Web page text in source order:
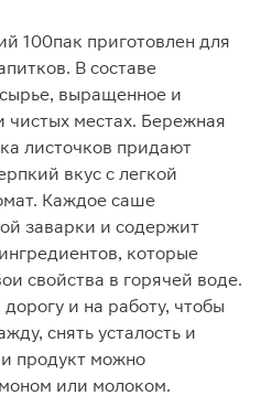
100пак приготовлен для
В составе
выращенное и
чистых местах. Бережная
листочков придают
вкус с легкой
Каждое саше
заварки и содержит
которые
свойства в горячей воде.
и на работу, чтобы
снять усталость и
продукт можно
или молоком.